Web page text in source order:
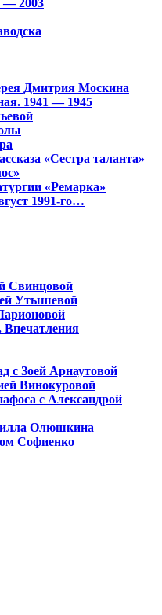
— 2003
Дмитрия Москина
1941 — 1945
«Сестра таланта»
«Ремарка»
1991-го…
Свинцовой
Утышевой
Впечатления
с Зоей Арнаутовой
Винокуровой
с Александрой
Олюшкина
Софиенко